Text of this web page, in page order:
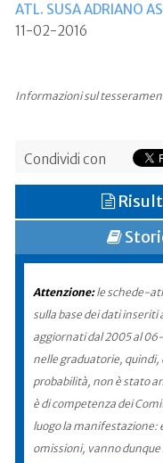
ATL. SUSA ADRIANO
11-02-2016
Informazioni sul
Condividi con
Attenzione:le schede-
sulla base dei dati
aggiornati dal 2005 al
nelle graduatorie, quindi,
probabilità, non è stato
è di competenza dei
luogo la manifestazione:
omissioni, vanno